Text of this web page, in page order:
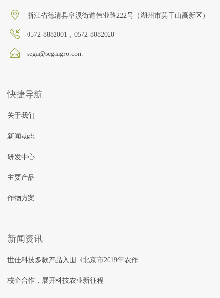
浙江省德清县阜溪街道伟业路222号（湖州市莫干山高新区）
0572-8882001，0572-8082020
sega@segaagro.com
快捷导航
关于我们
新闻动态
研发中心
主要产品
作物方案
新闻资讯
世佳科技多款产品入围《北京市2019年农作
校企合作，展开科技农业新征程